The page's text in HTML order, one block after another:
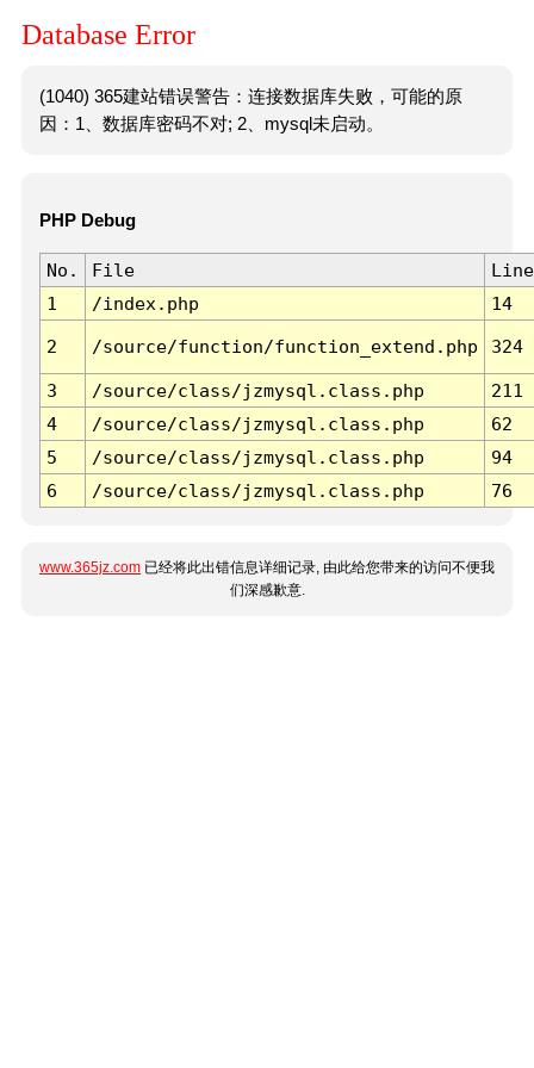
Database Error
(1040) 365建站错误警告：连接数据库失败，可能的原
因：1、数据库密码不对; 2、mysql未启动。
PHP Debug
No. File
Line
1
/index.php 14
2 /source/function/function_extend.php 324
3 /source/class/jzmysql.class.php
211
4
/source/class/jzmysql.class.php
62
5
/source/class/jzmysql.class.php
94
6
/source/class/jzmysql.class.php 76
www.365jz.com 已经将此出错信息详细记录, 由此给您带来的访问不便我
们深感歉意.